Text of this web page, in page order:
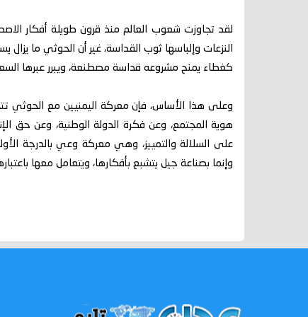
لقد تجاوزت شعوب العالم منذ قرون طويلة أفكار
النزعات وإلباسها ثوب القداسة، غير أن الحوثي ما
كغطاء يمنح مشروعه قداسة مصطنعة، ويبرر عبرها
وعلى هذا الأساس، فإن معركة اليمنيين مع الحوثي
هوية المجتمع، وعن فكرة الدولة الوطنية، وعن حق
على السلالة والتمييز، وهي معركة وعي بالدرجة
وإنما بصناعة جيل يتشبع بأفكارها، ويتعامل معها